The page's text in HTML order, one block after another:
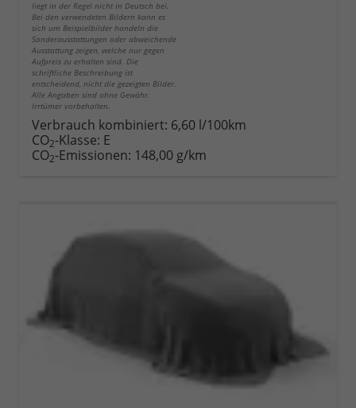
liegt in der Regel nicht in Deutsch bei.
Bei den verwendeten Bildern kann es
sich um Beispielbilder handeln die
Sonderausstattungen oder abweichende
Ausstattung zeigen, welche nur gegen
Aufpreis zu erhalten sind. Die
schriftliche Beschreibung ist
entscheidend, nicht die gezeigten Bilder.
Alle Angaben sind ohne Gewähr.
Irrtümer vorbehalten.
Verbrauch kombiniert: 6,60 l/100km
CO2-Klasse: E
CO2-Emissionen: 148,00 g/km